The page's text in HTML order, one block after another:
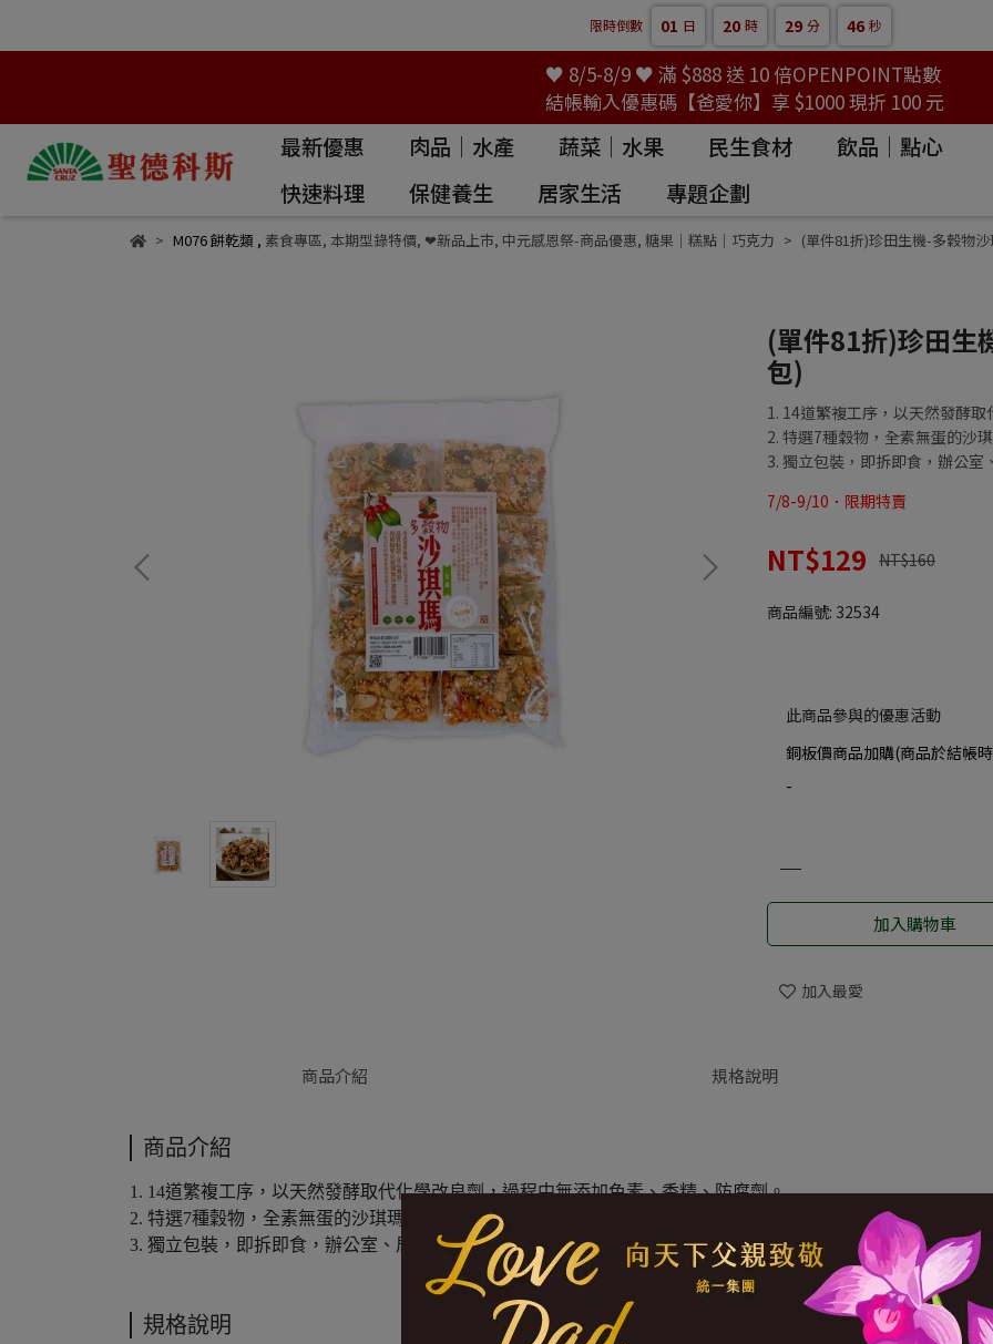
限時倒數 01 日 20 時 29 分 45 秒
♥ 8/5-8/9 ♥ 滿 $888 送 10 倍OPENPOINT點數
結帳輸入優惠碼【爸愛你】享 $1000 現折 100 元
最新優惠 肉品｜水產 蔬菜｜水果 民生食材
飲品｜點心
快速料理
保健養生 居家生活 專題企劃
M076 餅乾類 , 素食專區, 本期型錄特價, ❤新品上市, 中元感恩祭-商品優惠, 糖果｜糕點｜巧克力 (單件81折)珍田生機-多穀物
(單件81折)珍田
包)
1. 14道繁複工序，以天然發酵
2. 特選7種穀物，全素無蛋的沙
3. 獨立包裝，即拆即食，辦公室
7/8-9/10．限期特賣
NT$129 NT$160
商品編號: 32534
此商品參與的優惠活動
銅板價商品加購(商品於結帳
-
加入購物車
加入最愛
商品介紹 規格說明
商品介紹
1. 14道繁複工序，以天然發酵取代化學改良劑，過程中無添加色素、香精、防腐劑。
2. 特選7種穀物，全素無蛋的沙琪瑪，鬆香酥脆， 甜而不膩。
3. 獨立包裝，即拆即食，辦公室、居家必備。
規格說明